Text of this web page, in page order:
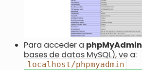
Para acceder a phpMyAdmin
bases de datos MySQL), ve a:
localhost/phpmyadmin